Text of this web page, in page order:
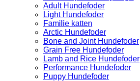
Adult Hundefoder
Light Hundefoder
Familie katten
Arctic Hundefoder
Bone and Joint Hundefoder
Grain Free Hundefoder
Lamb and Rice Hundefoder
Performance Hundefoder
Puppy Hundefoder